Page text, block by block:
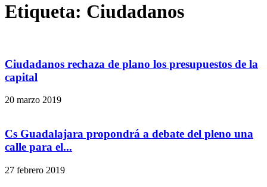
Etiqueta: Ciudadanos
Ciudadanos rechaza de plano los presupuestos de la
capital
20 marzo 2019
Cs Guadalajara propondrá a debate del pleno una
calle para el...
27 febrero 2019